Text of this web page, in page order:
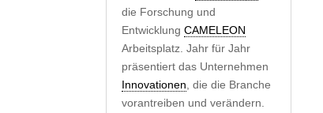
die Forschung und
EntwicklungCAMELEON
Arbeitsplatz. Jahr für Jahr
präsentiert das Unternehmen
Innovationen, die die Branche
vorantreiben und verändern.